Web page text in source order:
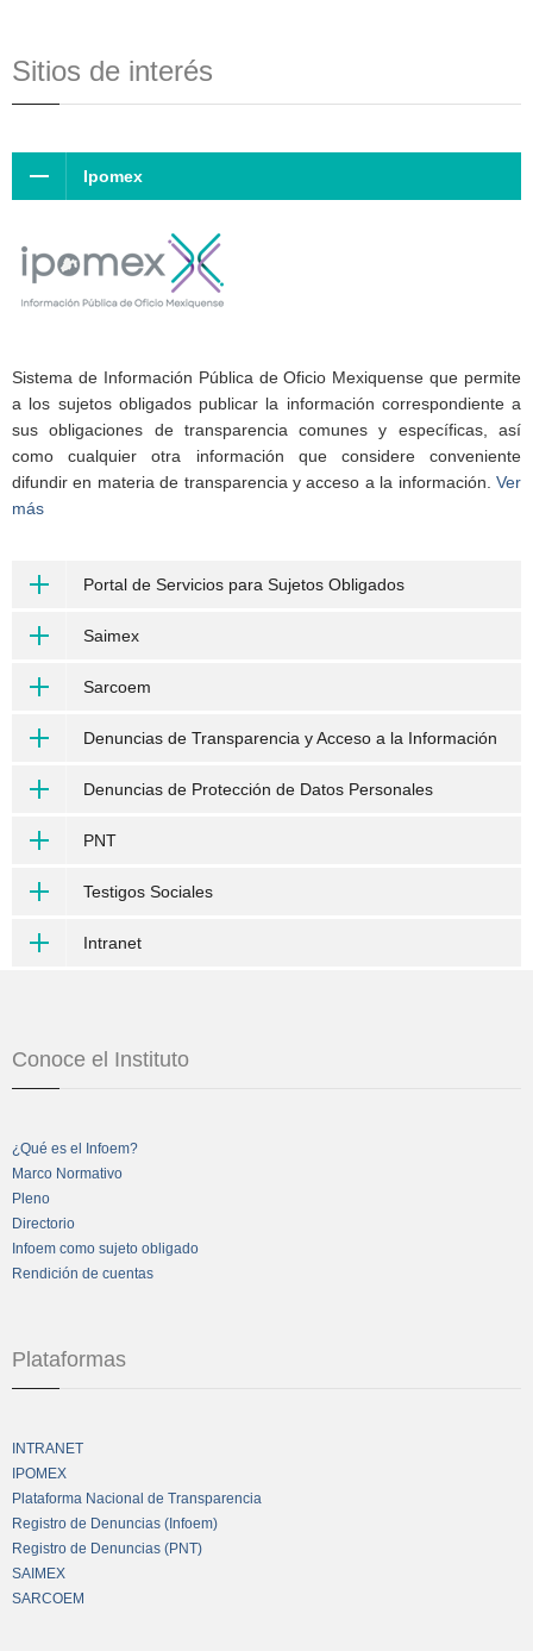
Sitios de interés
Ipomex
Sistema de Información Pública de Oficio Mexiquense que permite
a los sujetos obligados publicar la información correspondiente a
sus obligaciones de transparencia comunes y específicas, así
como cualquier otra información que considere conveniente
difundir en materia de transparencia y acceso a la información. Ver
más
Portal de Servicios para Sujetos Obligados
Saimex
Sarcoem
Denuncias de Transparencia y Acceso a la Información
Denuncias de Protección de Datos Personales
PNT
Testigos Sociales
Intranet
Conoce el Instituto
¿Qué es el Infoem?
Marco Normativo
Pleno
Directorio
Infoem como sujeto obligado
Rendición de cuentas
Plataformas
INTRANET
IPOMEX
Plataforma Nacional de Transparencia
Registro de Denuncias (Infoem)
Registro de Denuncias (PNT)
SAIMEX
SARCOEM